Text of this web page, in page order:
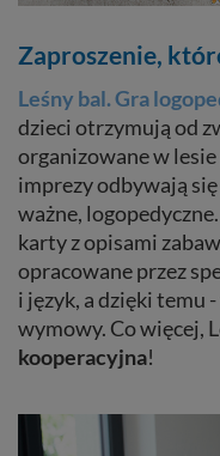
Zaproszenie,
Leśny bal. Gra
dzieci otrzymują od
organizowane w
imprezy odbywają
ważne,
karty z opisami
opracowane przez
i język, a dzięki temu
wymowy. Co więcej,
kooperacyjna!